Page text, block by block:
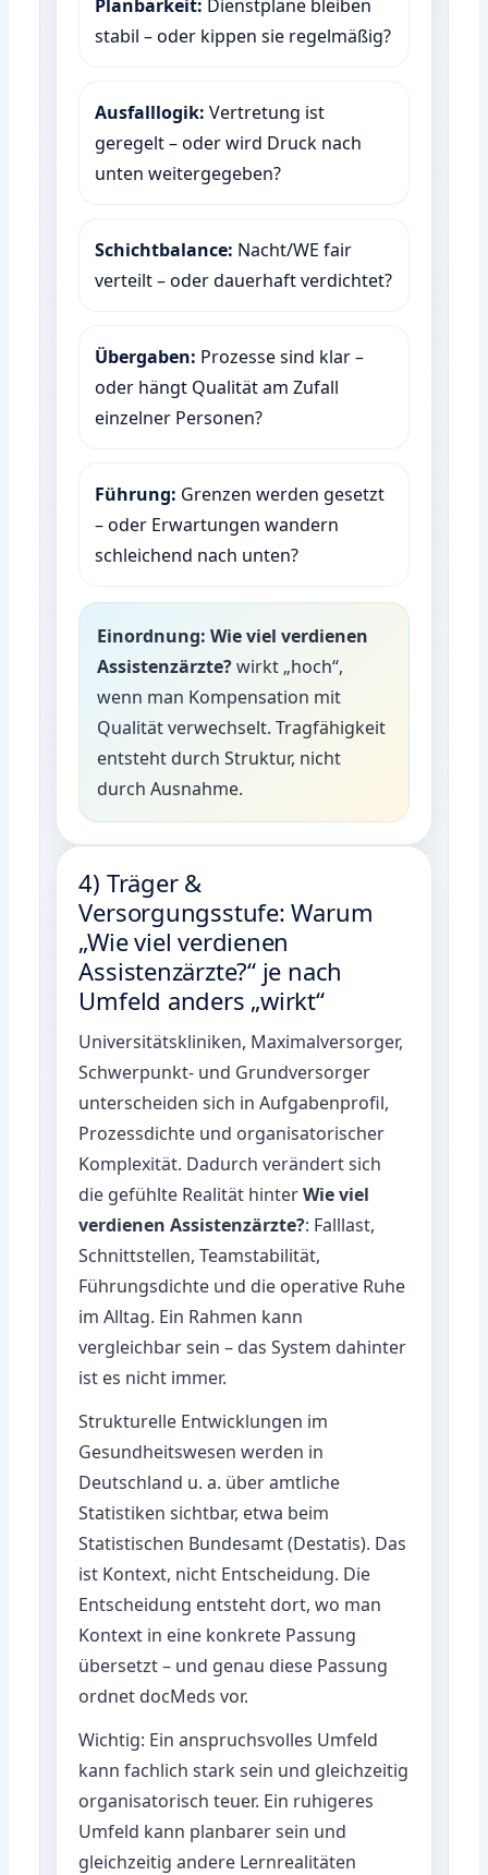
Planbarkeit: Dienstpläne bleiben
stabil – oder kippen sie regelmäßig?
Ausfalllogik: Vertretung ist
geregelt – oder wird Druck nach
unten weitergegeben?
Schichtbalance: Nacht/WE fair
verteilt – oder dauerhaft verdichtet?
Übergaben: Prozesse sind klar –
oder hängt Qualität am Zufall
einzelner Personen?
Führung: Grenzen werden gesetzt
– oder Erwartungen wandern
schleichend nach unten?
Einordnung: Wie viel verdienen
Assistenzärzte?wirkt „hoch“,
wenn man Kompensation mit
Qualität verwechselt. Tragfähigkeit
entsteht durch Struktur, nicht
durch Ausnahme.
4) Träger &
Versorgungsstufe: Warum
„Wie viel verdienen
Assistenzärzte?“ je nach
Umfeld anders „wirkt“
Universitätskliniken, Maximalversorger,
Schwerpunkt- und Grundversorger
unterscheiden sich in Aufgabenprofil,
Prozessdichte und organisatorischer
Komplexität. Dadurch verändert sich
die gefühlte Realität hinterWie viel
verdienen Assistenzärzte?: Falllast,
Schnittstellen, Teamstabilität,
Führungsdichte und die operative Ruhe
im Alltag. Ein Rahmen kann
vergleichbar sein – das System dahinter
ist es nicht immer.
Strukturelle Entwicklungen im
Gesundheitswesen werden in
Deutschland u. a. über amtliche
Statistiken sichtbar, etwa beim
Statistischen Bundesamt (Destatis). Das
ist Kontext, nicht Entscheidung. Die
Entscheidung entsteht dort, wo man
Kontext in eine konkrete Passung
übersetzt – und genau diese Passung
ordnet docMeds vor.
Wichtig: Ein anspruchsvolles Umfeld
kann fachlich stark sein und gleichzeitig
organisatorisch teuer. Ein ruhigeres
Umfeld kann planbarer sein und
gleichzeitig andere Lernrealitäten